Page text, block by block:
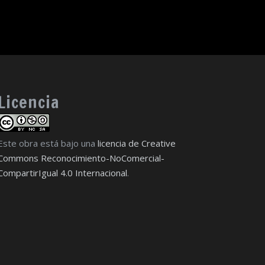
obra está bajo una licencia de Creative
Reconocimiento-NoComercial-
4.0 Internacional.